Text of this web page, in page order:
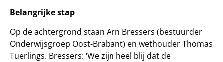
Belangrijke stap
Op de achtergrond staan Arn Bressers (bestuurder
Onderwijsgroep Oost-Brabant) en wethouder Thomas
Tuerlings. Bressers: ‘We zijn heel blij dat de